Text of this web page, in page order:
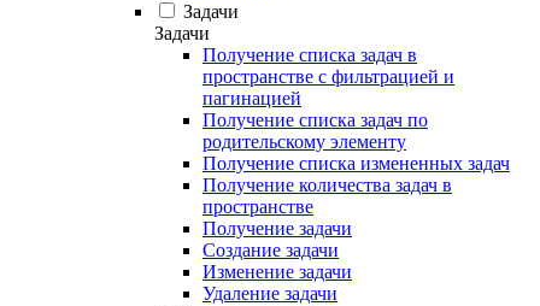
Задачи
Задачи
Получение списка задач в
пространстве с фильтрацией и
пагинацией
Получение списка задач по
родительскому элементу
Получение списка измененных задач
Получение количества задач в
пространстве
Получение задачи
Создание задачи
Изменение задачи
Удаление задачи